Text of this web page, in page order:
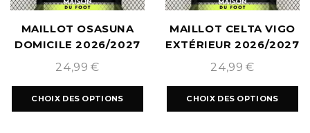
MAILLOT OSASUNA
DOMICILE 2026/2027
24,99€
CHOIX DES OPTIONS
MAILLOT CELTA VIGO
EXTÉRIEUR 2026/2027
24,99€
CHOIX DES OPTIONS